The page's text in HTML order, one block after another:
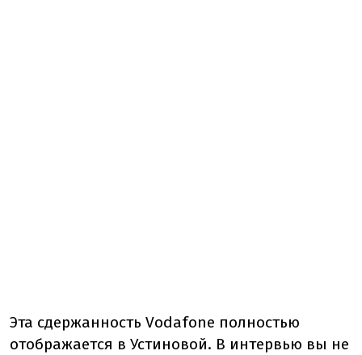
Эта сдержанность Vodafone полностью
отображается в Устиновой. В интервью вы не